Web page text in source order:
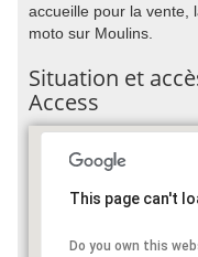
accueille pour la vente,
moto sur Moulins.
Situation et
Access
This page can't
Do you own this